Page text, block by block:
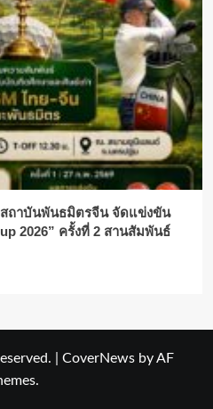
ถาบันพันธมิตรจีน จัดแข่งขัน
2026” ครั้งที่ 2 สานสัมพันธ์
CoverNewsby AF